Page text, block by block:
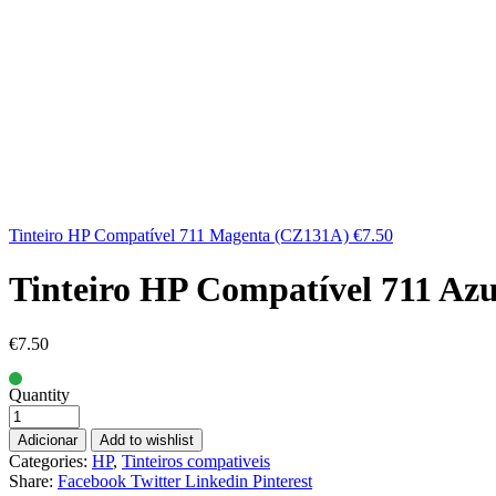
Tinteiro HP Compatível 711 Magenta (CZ131A) €7.50
Tinteiro HP Compatível 711
€7.50
Quantity
Adicionar Add to wishlist
Categories: HP, Tinteiros compativeis
Share: Facebook Twitter Linkedin Pinterest